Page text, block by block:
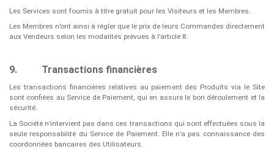
Les Services sont fournis à titre gratuit pour les Visiteurs et les Membres.
Les Membres n’ont ainsi à régler que le prix de leurs Commandes directement
aux Vendeurs selon les modalités prévues à l’article 8.
9. Transactions financières
Les transactions financières relatives au paiement des Produits via le Site
sont confiées au Service de Paiement, qui en assure le bon déroulement et la
sécurité.
La Société n’intervient pas dans ces transactions qui sont effectuées sous la
seule responsabilité du Service de Paiement. Elle n’a pas connaissance des
coordonnées bancaires des Utilisateurs.